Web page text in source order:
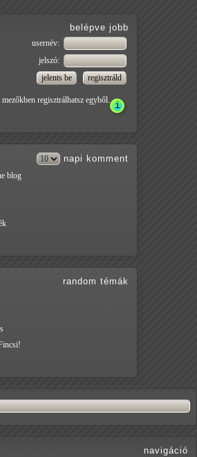
belépve jobb
usernév:
jelszó:
regisztrálhatsz egyből.
napi komment
blog
random témák
navigáció